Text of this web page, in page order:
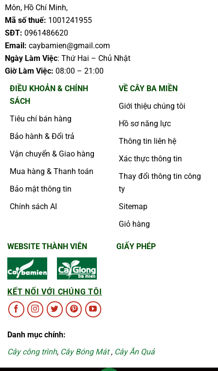
Môn, Hồ Chí Minh,
Mã số thuế: 1001241955
SĐT: 0961486620
Email: caybamien@gmail.com
Ngày Làm Việc: Thứ Hai – Chủ Nhật
Giờ Làm Việc: 08:00 – 21:00
ĐIỀU KHOẢN & CHÍNH
SÁCH
Tiêu chí bán hàng
Bảo hành & Đổi trả
Vận chuyển & Giao hàng
Mua hàng & Thanh toán
Bảo mật thông tin
Chính sách AI
VỀ CÂY BA MIỀN
Giới thiệu chúng tôi
Hồ sơ năng lực
Thông tin liên hệ
Xác thực thông tin
Thay đổi thông tin công
ty
Sitemap
Giỏ hàng
WEBSITE THÀNH VIÊN GIẤY PHÉP
KẾT NỐI VỚI CHÚNG TÔI
Danh mục chính:
Cây công trình, Cây Bóng Mát, Cây Ăn Quả